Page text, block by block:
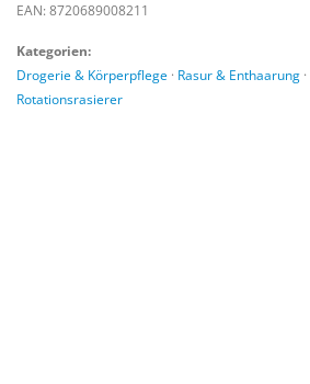
EAN: 8720689008211
Kategorien:
Drogerie & Körperpflege · Rasur & Enthaarung ·
Rotationsrasierer